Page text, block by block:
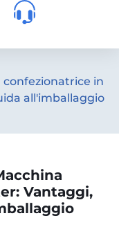
in
all'imballaggio
Vantaggi,